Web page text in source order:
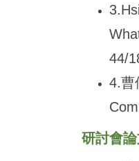
44/
4.曹
研討會